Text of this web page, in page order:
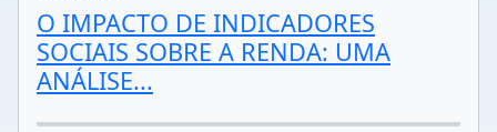
O IMPACTO DE INDICADORES
SOCIAIS SOBRE A RENDA: UMA
ANÁLISE...